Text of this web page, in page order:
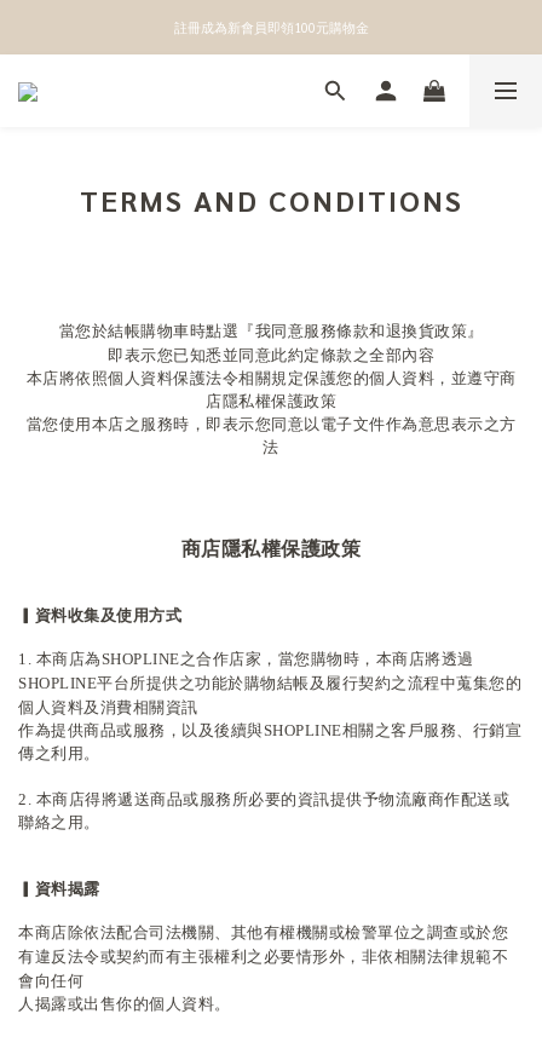
👉點我立即綁定官方LINE獲得第一手優惠資訊
註冊成為新會員即領100元購物金
👉點我立即綁定官方LINE獲得第一手優惠資訊
TERMS AND CONDITIONS
當您於結帳購物車時點選『我同意服務條款和退換貨政策』
即表示您已知悉並同意此約定條款之全部內容
本店將依照個人資料保護法令相關規定保護您的個人資料，並遵守商
店隱私權保護政策
當您使用本店之服務時，即表示您同意以電子文件作為意思表示之方
法
商店隱私權保護政策
資料收集及使用方式
1. 本商店為SHOPLINE之合作店家，當您購物時，本商店將透過
SHOPLINE平台所提供之功能於購物結帳及履行契約之流程中蒐集您的
個人資料及消費相關資訊
作為提供商品或服務，以及後續與SHOPLINE相關之客戶服務、行銷宣
傳之利用 。
2. 本商店得將遞送商品或服務所必要的資訊提供予物流廠商作配送或
聯絡之用 。
資料揭露
本商店除依法配合司法機關、其他有權機關或檢警單位之調查或於您
有違反法令或契約而有主張權利之必要情形外，非依相關法律規範不
會向任何
人揭露或出售你的個人資料。